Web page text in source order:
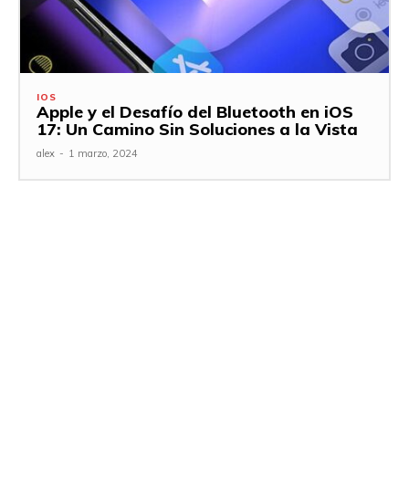
IOS
Apple y el Desafío del Bluetooth en iOS
17: Un Camino Sin Soluciones a la Vista
alex - 1 marzo, 2024